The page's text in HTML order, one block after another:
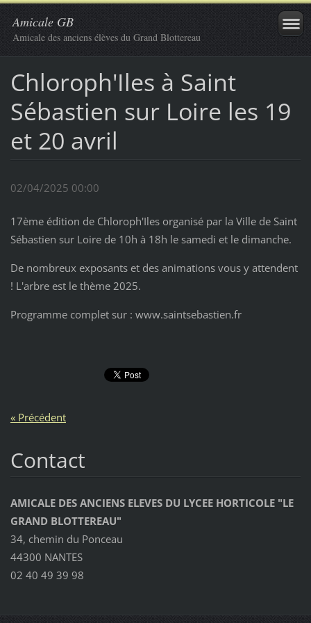
Amicale GB
Amicale des anciens élèves du Grand Blottereau
Chloroph'Iles à Saint
Sébastien sur Loire les 19
et 20 avril
02/04/2025 00:00
17ème édition de Chloroph'Iles organisé par la Ville de Saint
Sébastien sur Loire de 10h à 18h le samedi et le dimanche.
De nombreux exposants et des animations vous y attendent
! L'arbre est le thème 2025.
Programme complet sur : www.saintsebastien.fr
« Précédent
Contact
AMICALE DES ANCIENS ELEVES DU LYCEE HORTICOLE "LE
GRAND BLOTTEREAU"
34, chemin du Ponceau
44300 NANTES
02 40 49 39 98